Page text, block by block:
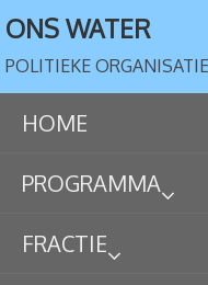
ONS WATER
POLITIEKE ORGANISATIE
HOME
PROGRAMMA
FRACTIE